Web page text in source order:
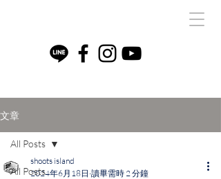
文章
All Posts
All Posts
shoots island
2024年6月18日 讀畢需時 2 分鐘